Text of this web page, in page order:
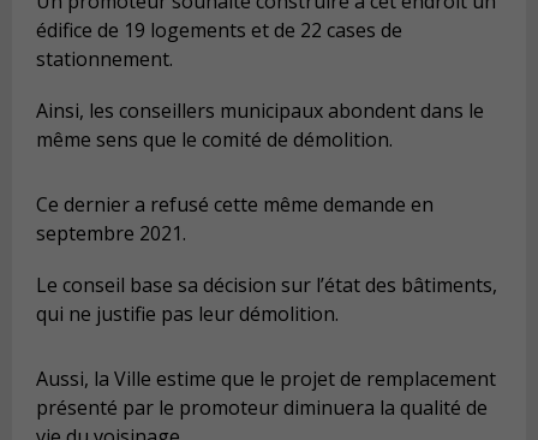
édifice de 19 logements et de 22 cases de
stationnement.
Ainsi, les conseillers municipaux abondent dans le
même sens que le comité de démolition.
Ce dernier a refusé cette même demande en
septembre 2021.
Le conseil base sa décision sur l’état des bâtiments,
qui ne justifie pas leur démolition.
Aussi, la Ville estime que le projet de remplacement
présenté par le promoteur diminuera la qualité de